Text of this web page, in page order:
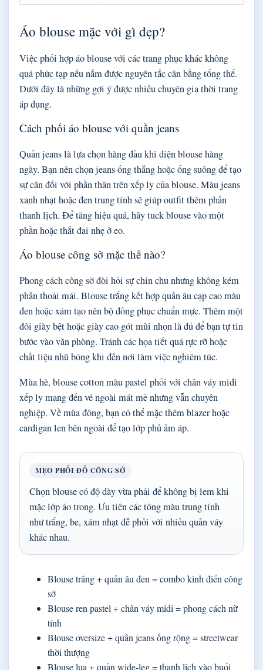
Áo blouse mặc với gì đẹp?
Việc phối hợp áo blouse với các trang phục khác không
quá phức tạp nếu nắm được nguyên tắc cân bằng tổng thể.
Dưới đây là những gợi ý được nhiều chuyên gia thời trang
áp dụng.
Cách phối áo blouse với quần jeans
Quần jeans là lựa chọn hàng đầu khi diện blouse hàng
ngày. Bạn nên chọn jeans ống thẳng hoặc ống suông để tạo
sự cân đối với phần thân trên xếp ly của blouse. Màu jeans
xanh nhạt hoặc đen trung tính sẽ giúp outfit thêm phần
thanh lịch. Để tăng hiệu quả, hãy tuck blouse vào một
phần hoặc thắt đai nhẹ ở eo.
Áo blouse công sở mặc thế nào?
Phong cách công sở đòi hỏi sự chỉn chu nhưng không kém
phần thoải mái. Blouse trắng kết hợp quần âu cạp cao màu
đen hoặc xám tạo nên bộ đồng phục chuẩn mực. Thêm một
đôi giày bệt hoặc giày cao gót mũi nhọn là đủ để bạn tự tin
bước vào văn phòng. Tránh các họa tiết quá rực rỡ hoặc
chất liệu nhũ bóng khi đến nơi làm việc nghiêm túc.
Mùa hè, blouse cotton màu pastel phối với chân váy midi
xếp ly mang đến vẻ ngoài mát mẻ nhưng vẫn chuyên
nghiệp. Về mùa đông, bạn có thể mặc thêm blazer hoặc
cardigan len bên ngoài để tạo lớp phủ ấm áp.
MẸO PHỐI ĐỒ CÔNG SỞ
Chọn blouse có độ dày vừa phải để không bị lem khi
mặc lớp áo trong. Ưu tiên các tông màu trung tính
như trắng, be, xám nhạt dễ phối với nhiều quần váy
khác nhau.
Blouse trắng + quần âu đen = combo kinh điển công
sở
Blouse ren pastel + chân váy midi = phong cách nữ
tính
Blouse oversize + quần jeans ống rộng = streetwear
thời thượng
Blouse lụa + quần wide-leg = thanh lịch vào buổi